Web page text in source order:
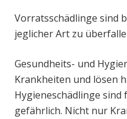
Vorratsschädlinge sind
jeglicher Art zu
Gesundheits- und
Krankheiten und lösen
Hygieneschädlinge
gefährlich. Nicht nur